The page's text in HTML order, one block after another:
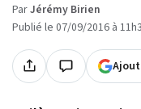
ParJérémy Birien
Publié le 07/09/2016 à